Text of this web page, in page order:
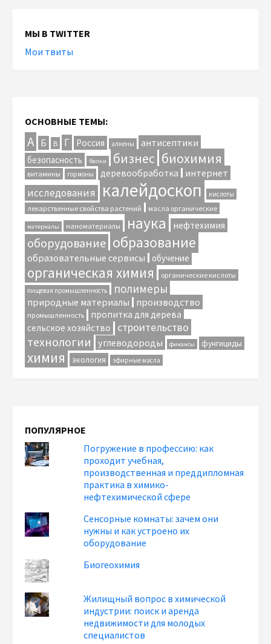
МЫ В TWITTER
Мои твиты
ОСНОВНЫЕ ТЕМЫ:
А Б В Г Россия алкены антисептики
безопасность белки бизнес биохимия
витамины гормоны деревообработка интернет
исследования калейдоскоп кислоты
лекарственные свойства растений масла органические
материалы наноматериалы наука нефтехимия
оборудование образование
образовательные сервисы обучение
органическая химия органические кислоты
пищевая промышленность полимеры
природные материалы производство
промышленность
пропитка для дерева
сельское хозяйство
строительство
технологии углеводороды финансы фунгициды
химия экология эфирные масла
ПОПУЛЯРНОЕ
Погружение в профессию: как
проходит учебная,
производственная и преддипломная
практика в химико-
нефтехимической сфере
Сенсорные комнаты: зачем они
нужны и как устроено их
оборудование
Биогеохимия
Жилищный вопрос в химической
индустрии: поиск и аренда
недвижимости для молодых
специалистов